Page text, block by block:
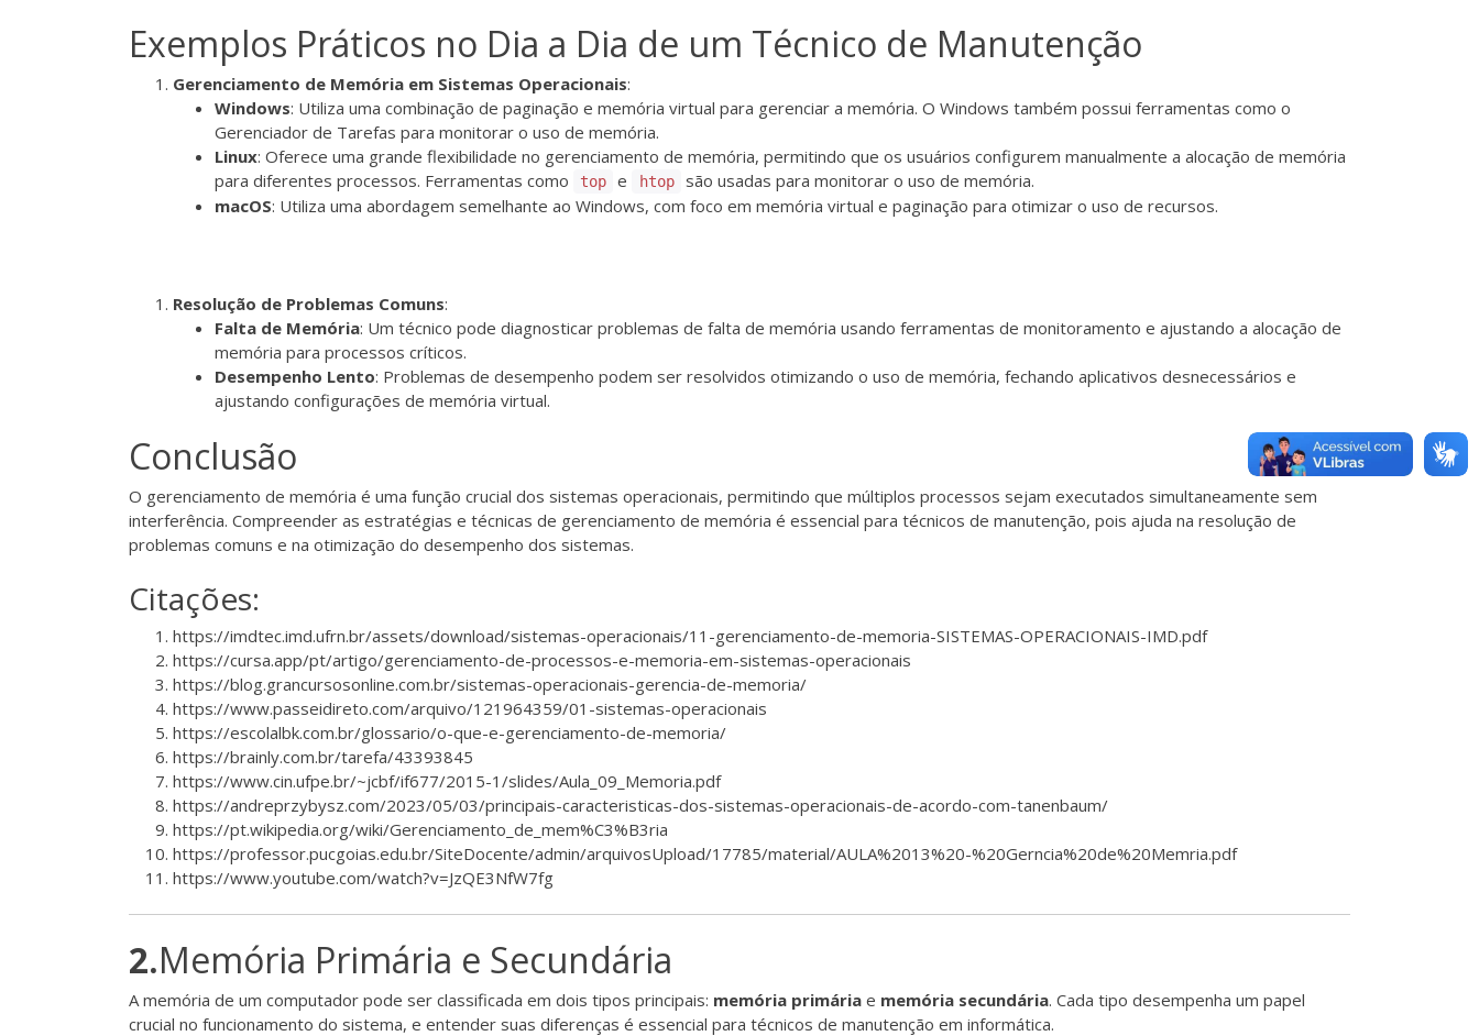
Exemplos Práticos no Dia a Dia de um Técnico de Manutenção
Gerenciamento de Memória em Sistemas Operacionais:
Windows: Utiliza uma combinação de paginação e memória virtual para gerenciar a memória. O Windows também possui ferramentas como o
Gerenciador de Tarefas para monitorar o uso de memória.
Linux: Oferece uma grande flexibilidade no gerenciamento de memória, permitindo que os usuários configurem manualmente a alocação de memória
para diferentes processos. Ferramentas como
top e htop
são usadas para monitorar o uso de memória.
macOS: Utiliza uma abordagem semelhante ao Windows, com foco em memória virtual e paginação para otimizar o uso de recursos.
Resolução de Problemas Comuns:
Falta de Memória: Um técnico pode diagnosticar problemas de falta de memória usando ferramentas de monitoramento e ajustando a alocação de
memória para processos críticos.
Desempenho Lento: Problemas de desempenho podem ser resolvidos otimizando o uso de memória, fechando aplicativos desnecessários e
ajustando configurações de memória virtual.
Conclusão
O gerenciamento de memória é uma função crucial dos sistemas operacionais, permitindo que múltiplos processos sejam executados simultaneamente sem
interferência. Compreender as estratégias e técnicas de gerenciamento de memória é essencial para técnicos de manutenção, pois ajuda na resolução de
problemas comuns e na otimização do desempenho dos sistemas.
Citações:
https://imdtec.imd.ufrn.br/assets/download/sistemas-operacionais/11-gerenciamento-de-memoria-SISTEMAS-OPERACIONAIS-IMD.pdf
https://cursa.app/pt/artigo/gerenciamento-de-processos-e-memoria-em-sistemas-operacionais
https://blog.grancursosonline.com.br/sistemas-operacionais-gerencia-de-memoria/
https://www.passeidireto.com/arquivo/121964359/01-sistemas-operacionais
https://escolalbk.com.br/glossario/o-que-e-gerenciamento-de-memoria/
https://brainly.com.br/tarefa/43393845
https://www.cin.ufpe.br/~jcbf/if677/2015-1/slides/Aula_09_Memoria.pdf
https://andreprzybysz.com/2023/05/03/principais-caracteristicas-dos-sistemas-operacionais-de-acordo-com-tanenbaum/
https://pt.wikipedia.org/wiki/Gerenciamento_de_mem%C3%B3ria
https://professor.pucgoias.edu.br/SiteDocente/admin/arquivosUpload/17785/material/AULA%2013%20-%20Gerncia%20de%20Memria.pdf
https://www.youtube.com/watch?v=JzQE3NfW7fg
2.Memória Primária e Secundária
A memória de um computador pode ser classificada em dois tipos principais: memória primária e memória secundária. Cada tipo desempenha um papel
crucial no funcionamento do sistema, e entender suas diferenças é essencial para técnicos de manutenção em informática.